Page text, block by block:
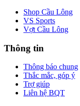
Shop Cầu Lông
VS Sports
Vợt Cầu Lông
Thông tin
Thông báo chung
Thắc mắc, góp ý
Trợ giúp
Liên hệ BQT